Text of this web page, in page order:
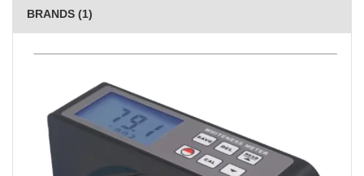
BRANDS (1)